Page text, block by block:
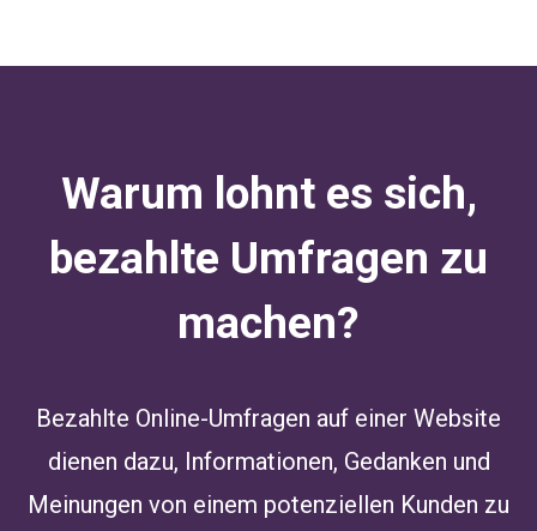
Warum lohnt es sich,
bezahlte Umfragen zu
machen?
Bezahlte Online-Umfragen auf einer Website
dienen dazu, Informationen, Gedanken und
Meinungen von einem potenziellen Kunden zu